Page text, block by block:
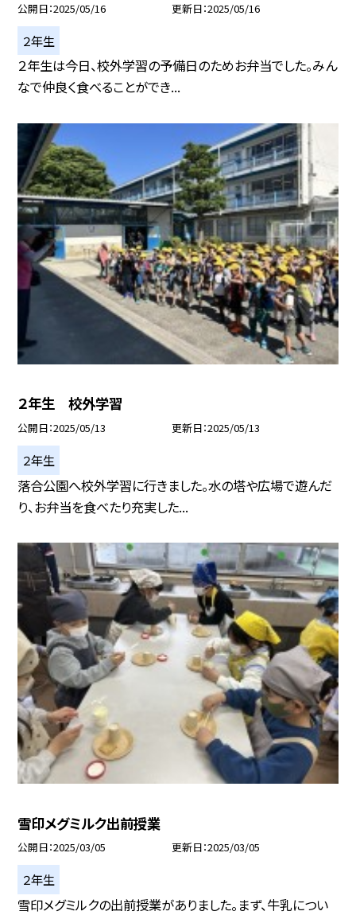
公開日 2025/05/16 更新日 2025/05/16
２年生
２年生は今日、校外学習の予備日のためお弁当でした。みん
なで仲良く食べることができ...
２年生 校外学習
公開日 2025/05/13 更新日 2025/05/13
２年生
落合公園へ校外学習に行きました。水の塔や広場で遊んだ
り、お弁当を食べたり充実した...
雪印メグミルク出前授業
公開日 2025/03/05 更新日 2025/03/05
２年生
雪印メグミルクの出前授業がありました。まず、牛乳につい